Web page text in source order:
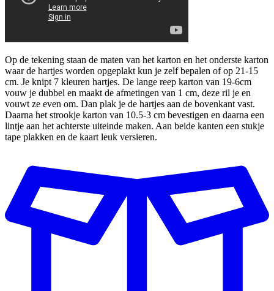
Op de tekening staan de maten van het karton en het onderste karton
waar de hartjes worden opgeplakt kun je zelf bepalen of op 21-15
cm. Je knipt 7 kleuren hartjes. De lange reep karton van 19-6cm
vouw je dubbel en maakt de afmetingen van 1 cm, deze ril je en
vouwt ze even om. Dan plak je de hartjes aan de bovenkant vast.
Daarna het strookje karton van 10.5-3 cm bevestigen en daarna een
lintje aan het achterste uiteinde maken. Aan beide kanten een stukje
tape plakken en de kaart leuk versieren.